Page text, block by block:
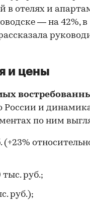
в отелях и
— на 42%, в
и цены
России и
по ним
(+23%
тыс. руб.;
руб.);